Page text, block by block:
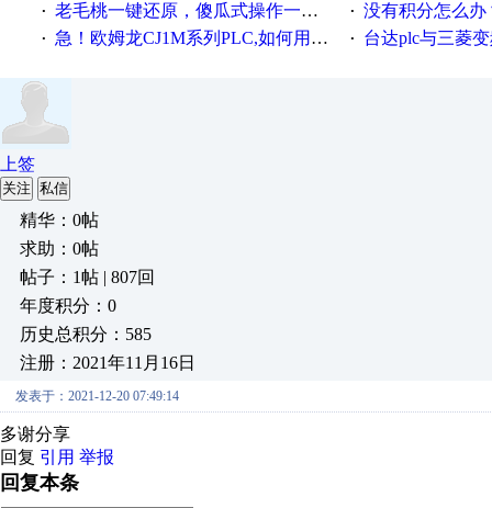
· 老毛桃一键还原，傻瓜式操作一键轻松备份还原；程序为向导式安装，一键即可实现自动备份或还原系统。 · 没有积分怎么办
· 急！欧姆龙CJ1M系列PLC,如何用时间控制变频器。要求时间在组态王中可以自由输入！拜托各位大神了！ · 台达plc与三菱
上签
关注 私信
精华：0帖
求助：0帖
帖子：1帖 | 807回
年度积分：0
历史总积分：585
注册：2021年11月16日
发表于：2021-12-20 07:49:14
多谢分享
回复 引用 举报
回复本条